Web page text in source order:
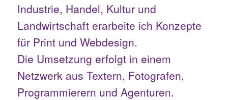
Industrie, Handel, Kultur und
Landwirtschaft erarbeite ich Konzepte
für Print und Webdesign.
Die Umsetzung erfolgt in einem
Netzwerk aus Textern, Fotografen,
Programmierern und Agenturen.